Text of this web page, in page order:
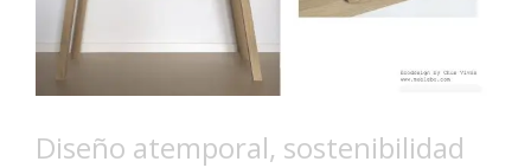
Diseño atemporal, sostenibilidad